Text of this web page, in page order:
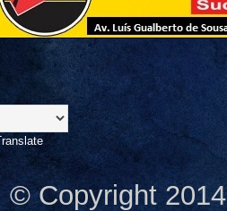
Translate
© Copyright